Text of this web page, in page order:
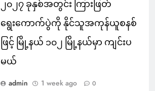
၂၀၂၇ ခုနှစ်အတွင်း ကြားဖြတ်
ရွေးကောက်ပွဲကို နိုင်သူအကုန်ယူစနစ်
ဖြင့် မြို့နယ် ၁၀၂ မြို့နယ်မှာ ကျင်းပ
မယ်
admin 1 week ago 0